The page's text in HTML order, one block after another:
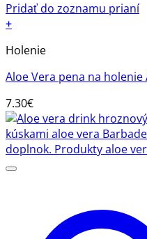
Pridať do zoznamu prianí
+
Holenie
Aloe Vera pena na holenie
7.30€